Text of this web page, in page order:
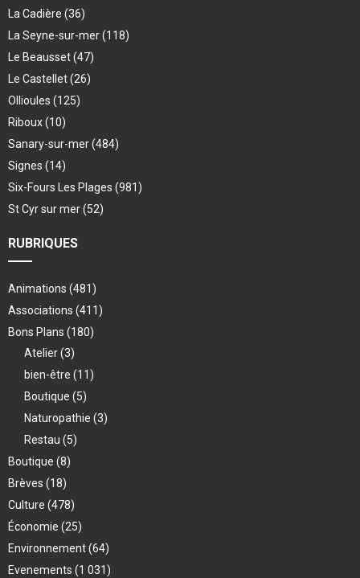
La Cadière (36)
La Seyne-sur-mer(118)
Le Beausset(47)
Le Castellet(26)
Ollioules (125)
Riboux(10)
Sanary-sur-mer(484)
Signes (14)
Six-Fours Les Plages (981)
St Cyr sur mer(52)
RUBRIQUES
Animations (481)
Associations (411)
Bons Plans (180)
Atelier(3)
bien-être (11)
Boutique (5)
Naturopathie (3)
Restau (5)
Boutique (8)
Brèves (18)
Culture (478)
Économie (25)
Environnement(64)
Evenements (1 031)